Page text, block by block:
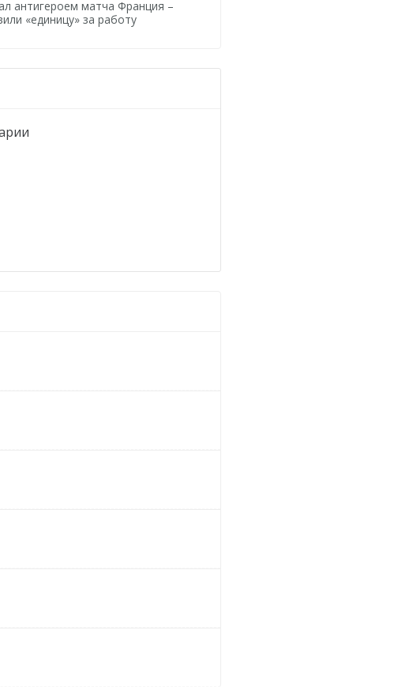
антигероем матча Франция –
«единицу» за работу